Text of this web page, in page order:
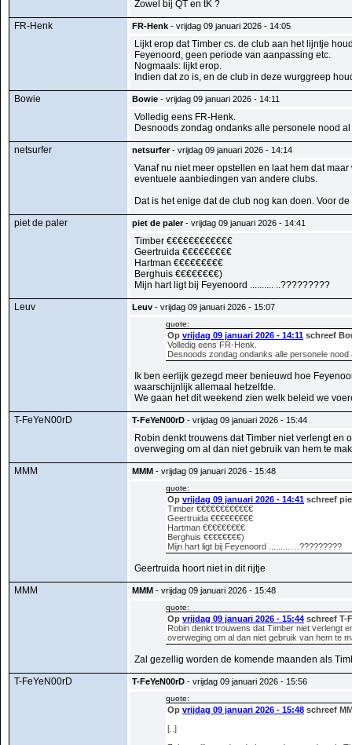
Zowel bij QT en tK ?
FR-Henk
FR-Henk - vrijdag 09 januari 2026 - 14:05
Lijkt erop dat Timber cs. de club aan het lijntje
Feyenoord, geen periode van aanpassing etc.
Nogmaals: lijkt erop.
Indien dat zo is, en de club in deze wurggreep
Bowie
Bowie - vrijdag 09 januari 2026 - 14:11
Volledig eens FR-Henk.
Desnoods zondag ondanks alle personele nood
netsurfer
netsurfer- vrijdag 09 januari 2026 - 14:14
Vanaf nu niet meer opstellen en laat hem dat
eventuele aanbiedingen van andere clubs.
Dat is het enige dat de club nog kan doen. Voor
piet de paler
piet de paler- vrijdag 09 januari 2026 - 14:41
Timber €€€€€€€€€€€€
Geertruida €€€€€€€€€
Hartman €€€€€€€€€
Berghuis €€€€€€€€)
Mijn hart ligt bij Feyenoord .......... ..?????????
Leuv
Leuv - vrijdag 09 januari 2026 - 15:07
quote:
Op vrijdag 09 januari 2026 - 14:11 schreef
Volledig eens FR-Henk.
Desnoods zondag ondanks alle personele nood
Ik ben eerlijk gezegd meer benieuwd hoe
waarschijnlijk allemaal hetzelfde.
We gaan het dit weekend zien welk beleid we
T-FeYeN00rD
T-FeYeN00rD - vrijdag 09 januari 2026 - 15:44
Robin denkt trouwens dat Timber niet verlengt en
overweging om al dan niet gebruik van hem te
MMM
MMM - vrijdag 09 januari 2026 - 15:48
quote:
Op vrijdag 09 januari 2026 - 14:41 schreef
Timber €€€€€€€€€€€€
Geertruida €€€€€€€€€
Hartman €€€€€€€€€
Berghuis €€€€€€€€)
Mijn hart ligt bij Feyenoord .......... ..?????????
Geertruida hoort niet in dit rijtje
MMM
MMM - vrijdag 09 januari 2026 - 15:48
quote:
Op vrijdag 09 januari 2026 - 15:44 schreef T-
Robin denkt trouwens dat Timber niet verlengt
overweging om al dan niet gebruik van hem te
Zal gezellig worden de komende maanden als
T-FeYeN00rD
T-FeYeN00rD - vrijdag 09 januari 2026 - 15:56
quote:
Op vrijdag 09 januari 2026 - 15:48 schreef
[..]